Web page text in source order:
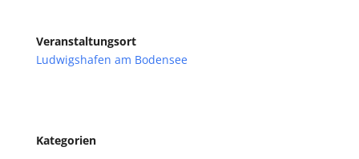
Veranstaltungsort
Ludwigshafen am Bodensee
Kategorien